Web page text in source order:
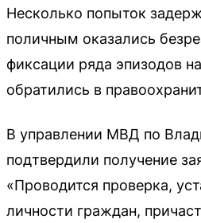
Несколько попыток
поличным оказались
фиксации ряда эпизодов
обратились в
В управлении МВД по
подтвердили получение
«Проводится проверка,
личности граждан,